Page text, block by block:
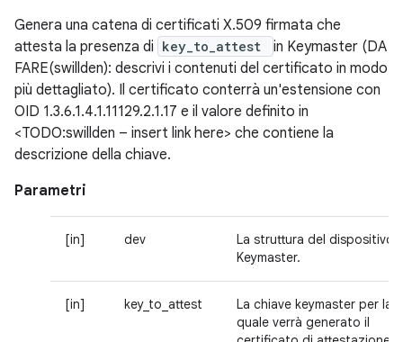
Genera una catena di certificati X.509 firmata che
attesta la presenza di key_to_attest
in Keymaster (DA
FARE(swillden): descrivi i contenuti del certificato in modo
più dettagliato). Il certificato conterrà un'estensione con
OID 1.3.6.1.4.1.11129.2.1.17 e il valore definito in
<TODO:swillden – insert link here> che contiene la
descrizione della chiave.
Parametri
[in] dev
La struttura del dispositivo
Keymaster.
[in] key_to_attest
La chiave keymaster per la
quale verrà generato il